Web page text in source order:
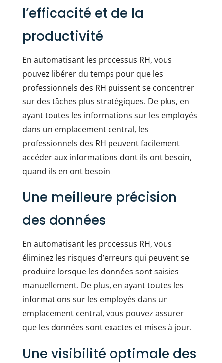
l’efficacité et de la
productivité
En automatisant les processus RH, vous
pouvez libérer du temps pour que les
professionnels des RH puissent se concentrer
sur des tâches plus stratégiques. De plus, en
ayant toutes les informations sur les employés
dans un emplacement central, les
professionnels des RH peuvent facilement
accéder aux informations dont ils ont besoin,
quand ils en ont besoin.
Une meilleure précision
des données
En automatisant les processus RH, vous
éliminez les risques d’erreurs qui peuvent se
produire lorsque les données sont saisies
manuellement. De plus, en ayant toutes les
informations sur les employés dans un
emplacement central, vous pouvez assurer
que les données sont exactes et mises à jour.
Une visibilité optimale des